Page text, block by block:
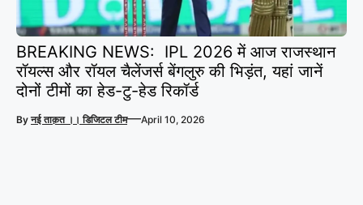
BREAKING NEWS: IPL 2026 में आज राजस्थान
रॉयल्स और रॉयल चैलेंजर्स बेंगलुरु की भिड़ंत, यहां जानें
दोनों टीमों का हेड-टु-हेड रिकॉर्ड
Byनई ताक़त ।। डिजिटल टीम—April 10, 2026